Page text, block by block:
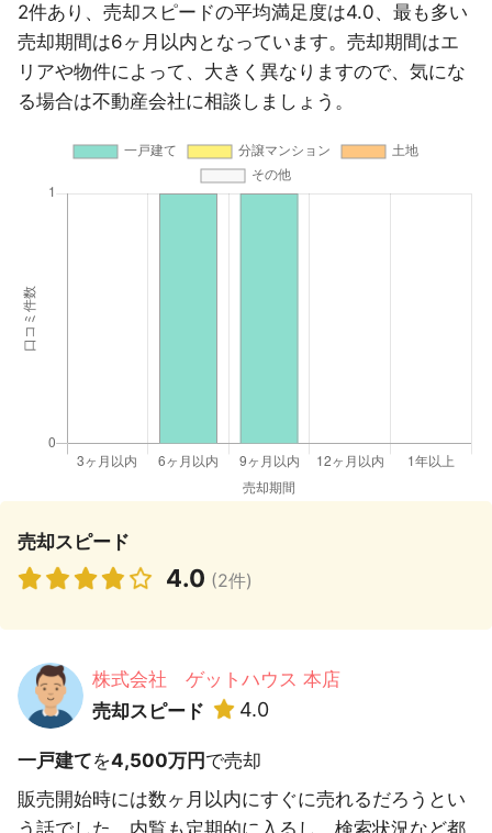
2件あり、売却スピードの平均満足度は4.0、最も多い
売却期間は6ヶ月以内となっています。売却期間はエ
リアや物件によって、大きく異なりますので、気にな
る場合は不動産会社に相談しましょう。
売却スピード
4.0 (2件)
株式会社 ゲットハウス 本店
売却スピード
4.0
一戸建てを4,500万円 で売却
販売開始時には数ヶ月以内にすぐに売れるだろうとい